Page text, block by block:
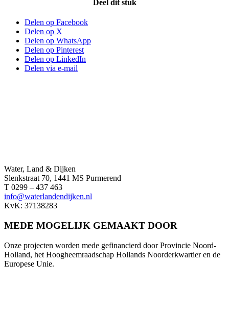
Deel dit stuk
Delen op Facebook
Delen op X
Delen op WhatsApp
Delen op Pinterest
Delen op LinkedIn
Delen via e-mail
Water, Land & Dijken
Slenkstraat 70, 1441 MS Purmerend
T 0299 – 437 463
info@waterlandendijken.nl
KvK: 37138283
MEDE MOGELIJK GEMAAKT DOOR
Onze projecten worden mede gefinancierd door Provincie Noord-
Holland, het Hoogheemraadschap Hollands Noorderkwartier en de
Europese Unie.